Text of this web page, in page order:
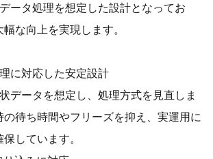
ータ処理を想定した設計となってお
な向上を実現します。
に対応した安定設計
データを想定し、処理方式を見直しま
の待ち時間やフリーズを抑え、実運用に
しています。